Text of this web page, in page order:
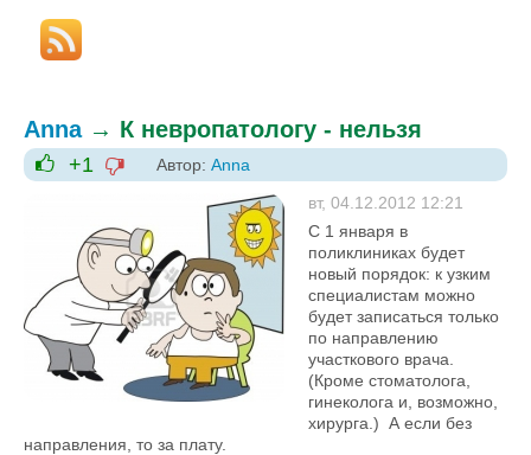
Anna→ К невропатологу - нельзя
+1
+1
-1
Автор: Anna
вт, 04.12.2012 12:21
С 1 января в
поликлиниках будет
новый порядок: к узким
специалистам можно
будет записаться только
по направлению
участкового врача.
(Кроме стоматолога,
гинеколога и, возможно,
хирурга.) А если без
направления, то за плату.